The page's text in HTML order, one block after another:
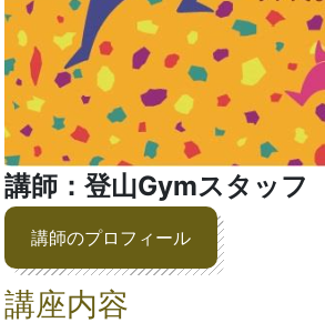
講師：登山Gymスタッフ
講師のプロフィール
講座内容